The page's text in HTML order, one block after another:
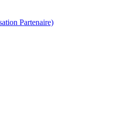
Partenaire)